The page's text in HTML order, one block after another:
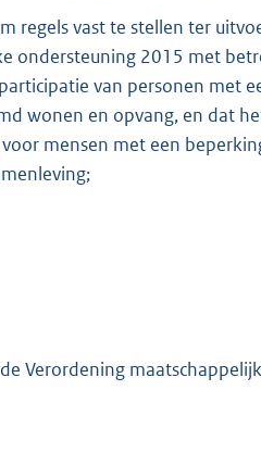
regels vast te stellen ter
ondersteuning 2015 met
van personen met
wonen en opvang, en dat
mensen met een
Verordening